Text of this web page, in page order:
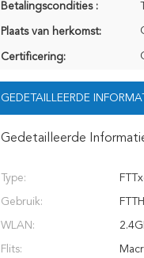
Betalingscondities :
Plaats van herkomst:
Certificering:
GEDETAILLEERDE
Gedetailleerde
Type:
Gebruik: FTTH
WLAN:
Flits: